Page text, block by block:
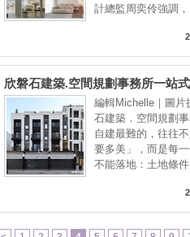
計總監周奕伶強調，
欣磐石建築.空間規劃事務所一站
整合：從土地到入住，把「你心中
住得更安心
編輯Michelle｜圖片
石建築．空間規劃
自建最難的，往往
要多美」，而是每
不能落地：土地條件